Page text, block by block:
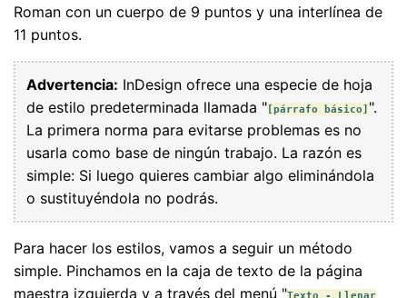
Roman con un cuerpo de 9 puntos y una interlínea de
11 puntos.
Advertencia: InDesign ofrece una especie de hoja
de estilo predeterminada llamada " [párrafo básico] ".
La primera norma para evitarse problemas es no
usarla como base de ningún trabajo. La razón es
simple: Si luego quieres cambiar algo eliminándola
o sustituyéndola no podrás.
Para hacer los estilos, vamos a seguir un método
simple. Pinchamos en la caja de texto de la página
maestra izquierda y a través del menú "Texto - Llenar